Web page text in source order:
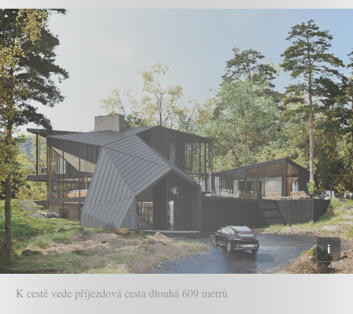
K cestě vede příjezdová cesta dlouhá 609 metrů